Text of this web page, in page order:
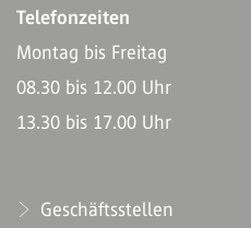
Telefonzeiten
Montag bis Freitag
08.30 bis 12.00 Uhr
13.30 bis 17.00 Uhr
Geschäftsstellen